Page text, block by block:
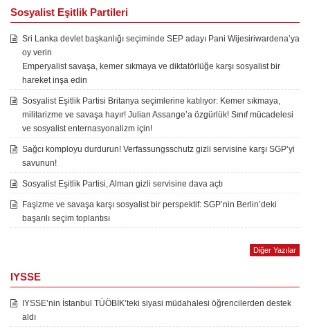
Sosyalist Eşitlik Partileri
Sri Lanka devlet başkanlığı seçiminde SEP adayı Pani Wijesiriwardena’ya
oy verin
Emperyalist savaşa, kemer sıkmaya ve diktatörlüğe karşı sosyalist bir
hareket inşa edin
Sosyalist Eşitlik Partisi Britanya seçimlerine katılıyor: Kemer sıkmaya,
militarizme ve savaşa hayır! Julian Assange’a özgürlük! Sınıf mücadelesi
ve sosyalist enternasyonalizm için!
Sağcı komployu durdurun! Verfassungsschutz gizli servisine karşı SGP’yi
savunun!
Sosyalist Eşitlik Partisi, Alman gizli servisine dava açtı
Faşizme ve savaşa karşı sosyalist bir perspektif: SGP’nin Berlin’deki
başarılı seçim toplantısı
Diğer Yazılar
IYSSE
IYSSE’nin İstanbul TÜÖBİK’teki siyasi müdahalesi öğrencilerden destek
aldı